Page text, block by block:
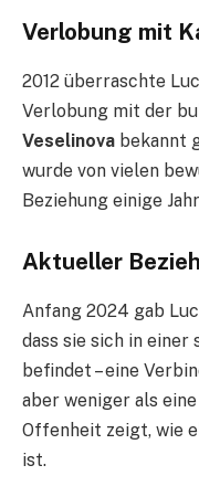
Verlobung mit
2012 überraschte
Verlobung mit der
Veselinova bekannt
wurde von vielen
Beziehung einige
Aktueller
Anfang 2024 gab
dass sie sich in einer
befindet – eine
aber weniger als
Offenheit zeigt, wie
ist.